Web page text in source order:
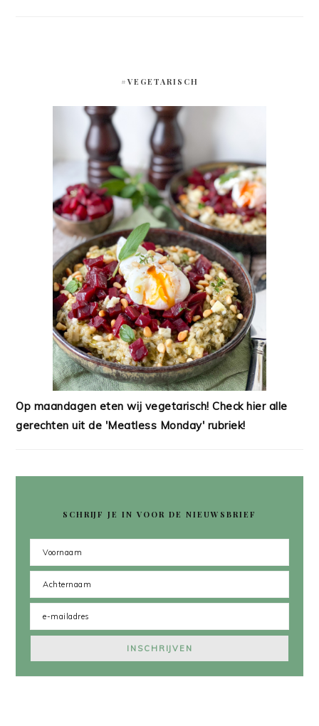
#VEGETARISCH
Op maandagen eten wij vegetarisch! Check hier alle
gerechten uit de 'Meatless Monday' rubriek!
SCHRIJF JE IN VOOR DE NIEUWSBRIEF